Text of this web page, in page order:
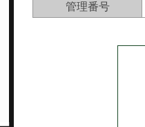
管理番号